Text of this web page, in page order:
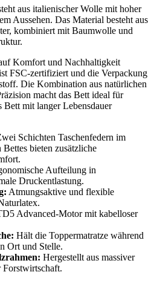
aus italienischer Wolle mit hoher
Aussehen. Das Material besteht aus
kombiniert mit Baumwolle und
Komfort und Nachhaltigkeit
FSC-zertifiziert und die Verpackung
Die Kombination aus natürlichen
macht das Bett ideal für
Bett mit langer Lebensdauer
Schichten Taschenfedern im
bieten zusätzliche
Aufteilung in
Druckentlastung.
Atmungsaktive und flexible
Advanced-Motor mit kabelloser
Hält die Toppermatratze während
Ort und Stelle.
Hergestellt aus massiver
Forstwirtschaft.